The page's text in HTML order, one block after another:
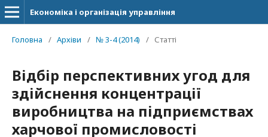
Економіка і організація управління
Головна / Архіви / № 3-4 (2014) / Статті
Відбір перспективних угод для
здійснення концентрації
виробництва на підприємствах
харчової промисловості